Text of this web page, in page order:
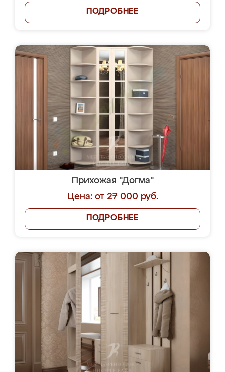
ПОДРОБНЕЕ
Прихожая "Догма"
Цена: от 27 000 руб.
ПОДРОБНЕЕ